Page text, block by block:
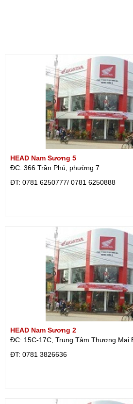
HEAD Nam Sương 5
ĐC: 366 Trần Phú, phường 7
ÐT: 0781 6250777/ 0781 6250888
HEAD Nam Sương 2
ĐC: 15C-17C, Trung Tâm Thương Mại
ÐT: 0781 3826636